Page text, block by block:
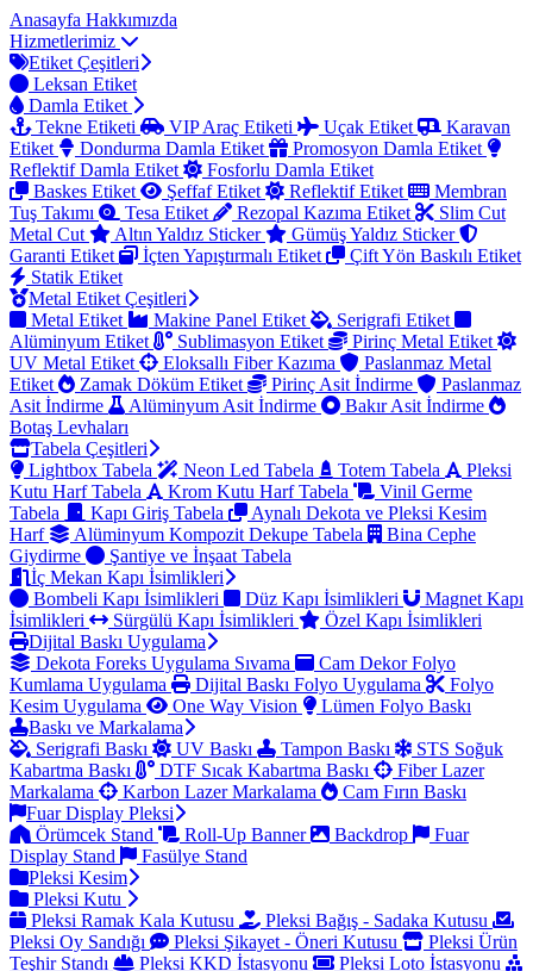
Anasayfa Hakkımızda
Hizmetlerimiz
Etiket Çeşitleri
Leksan Etiket
Damla Etiket
Tekne Etiketi
VIP Araç Etiketi Uçak Etiket
Karavan
Etiket
Dondurma Damla Etiket
Promosyon Damla Etiket
Reflektif Damla Etiket
Fosforlu Damla Etiket
Baskes Etiket
Şeffaf Etiket Reflektif Etiket
Membran
Tuş Takımı
Tesa Etiket Rezopal Kazıma Etiket
Slim Cut
Metal Cut
Altın Yaldız Sticker
Gümüş Yaldız Sticker
Garanti Etiket
İçten Yapıştırmalı Etiket
Çift Yön Baskılı Etiket
Statik Etiket
Metal Etiket Çeşitleri
Metal Etiket
Makine Panel Etiket
Serigrafi Etiket
Alüminyum Etiket
Sublimasyon Etiket
Pirinç Metal Etiket
UV Metal Etiket
Eloksallı Fiber Kazıma
Paslanmaz Metal
Etiket
Zamak Döküm Etiket Pirinç Asit İndirme
Paslanmaz
Asit İndirme
Alüminyum Asit İndirme
Bakır Asit İndirme
Botaş Levhaları
Tabela Çeşitleri
Lightbox Tabela
Neon Led Tabela Totem Tabela
Pleksi
Kutu Harf Tabela
Krom Kutu Harf Tabela
Vinil Germe
Tabela
Kapı Giriş Tabela
Aynalı Dekota ve Pleksi Kesim
Harf
Alüminyum Kompozit Dekupe Tabela
Bina Cephe
Giydirme
Şantiye ve İnşaat Tabela
İç Mekan Kapı İsimlikleri
Bombeli Kapı İsimlikleri
Düz Kapı İsimlikleri
Magnet Kapı
İsimlikleri
Sürgülü Kapı İsimlikleri
Özel Kapı İsimlikleri
Dijital Baskı Uygulama
Dekota Foreks Uygulama Sıvama
Cam Dekor Folyo
Kumlama Uygulama
Dijital Baskı Folyo Uygulama
Folyo
Kesim Uygulama
One Way Vision
Lümen Folyo Baskı
Baskı ve Markalama
Serigrafi Baskı
UV Baskı Tampon Baskı
STS Soğuk
Kabartma Baskı
DTF Sıcak Kabartma Baskı
Fiber Lazer
Markalama
Karbon Lazer Markalama
Cam Fırın Baskı
Fuar Display Pleksi
Örümcek Stand
Roll-Up Banner Backdrop
Fuar
Display Stand
Fasülye Stand
Pleksi Kesim
Pleksi Kutu
Pleksi Ramak Kala Kutusu
Pleksi Bağış - Sadaka Kutusu
Pleksi Oy Sandığı
Pleksi Şikayet - Öneri Kutusu
Pleksi Ürün
Teşhir Standı
Pleksi KKD İstasyonu
Pleksi Loto İstasyonu